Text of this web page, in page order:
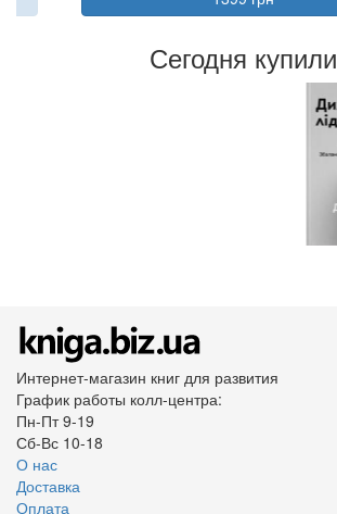
Сегодня купили
Интернет-магазин книг для развития
График работы колл-центра:
Пн-Пт 9-19
Сб-Вс 10-18
О нас
Доставка
Оплата